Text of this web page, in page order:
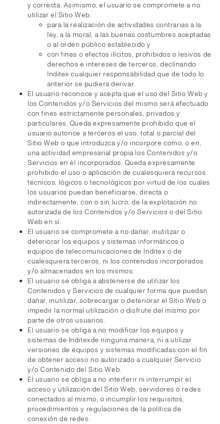
y correcta. Asimismo, el usuario se compromete a no
utilizar el Sitio Web:
para la realización de actividades contrarias a la
ley, a la moral, a las buenas costumbres aceptadas
o al orden público establecido y
con fines o efectos ilícitos, prohibidos o lesivos de
derechos e intereses de terceros, declinando
Inditex cualquier responsabilidad que de todo lo
anterior se pudiera derivar.
El usuario reconoce y acepta que el uso del Sitio Web y
los Contenidos y/o Servicios del mismo será efectuado
con fines estrictamente personales, privados y
particulares. Queda expresamente prohibido que el
usuario autorice a terceros el uso, total o parcial del
Sitio Web o que introduzca y/o incorpore como, o en,
una actividad empresarial propia los Contenidos y/o
Servicios en él incorporados. Queda expresamente
prohibido el uso o aplicación de cualesquiera recursos
técnicos, lógicos o tecnológicos por virtud de los cuales
los usuarios puedan beneficiarse, directa o
indirectamente, con o sin lucro, de la explotación no
autorizada de los Contenidos y/o Servicios o del Sitio
Web en sí.
El usuario se compromete a no dañar, inutilizar o
deteriorar los equipos y sistemas informáticos o
equipos de telecomunicaciones de Inditex o de
cualesquiera terceros, ni los contenidos incorporados
y/o almacenados en los mismos.
El usuario se obliga a abstenerse de utilizar los
Contenidos y Servicios de cualquier forma que puedan
dañar, inutilizar, sobrecargar o deteriorar el Sitio Web o
impedir la normal utilización o disfrute del mismo por
parte de otros usuarios.
El usuario se obliga a no modificar los equipos y
sistemas de Inditexde ninguna manera, ni a utilizar
versiones de equipos y sistemas modificadas con el fin
de obtener acceso no autorizado a cualquier Servicio
y/o Contenido del Sitio Web.
El usuario se obliga a no interferir ni interrumpir el
acceso y utilización del Sitio Web, servidores o redes
conectados al mismo, o incumplir los requisitos,
procedimientos y regulaciones de la política de
conexión de redes.